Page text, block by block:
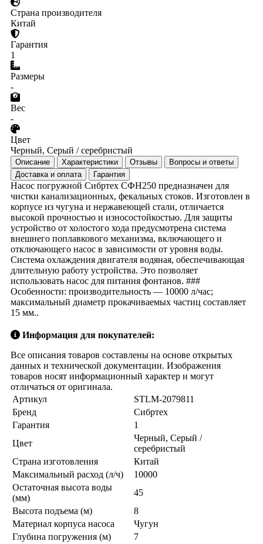
Страна производителя
Китай
Гарантия
1
Размеры
-
Вес
-
Цвет
Черный, Серый / серебристый
Описание Характеристики Отзывы
Вопросы и ответы
Доставка и оплата
Гарантия
Насос погружной Сибртех СФН250 предназначен для
чистки канализационных, фекальных стоков. Изготовлен в
корпусе из чугуна и нержавеющей стали, отличается
высокой прочностью и износостойкостью. Для защиты
устройство от холостого хода предусмотрена система
внешнего поплавкового механизма, включающего и
отключающего насос в зависимости от уровня воды.
Система охлаждения двигателя водяная, обеспечивающая
длительную работу устройства. Это позволяет
использовать насос для питания фонтанов. ###
Особенности: производительность — 10000 л/час;
максимальный диаметр прокачиваемых частиц составляет
15 мм..
Информация для покупателей:
Все описания товаров составлены на основе открытых
данных и технической документации. Изображения
товаров носят информационный характер и могут
отличаться от оригинала.
Артикул
STLM-2079811
Бренд
Сибртех
Гарантия
1
Цвет
Черный, Серый /
серебристый
Страна изготовления
Китай
Максимальный расход (л/ч)
10000
Остаточная высота воды
(мм)
45
Высота подъема (м)
8
Материал корпуса насоса
Чугун
Глубина погружения (м)
7